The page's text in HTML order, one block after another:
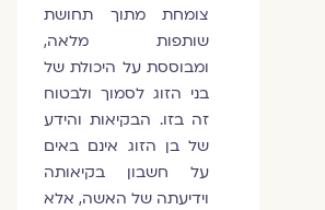
צומחת מתוך תחושת
שותפות מלאה,
ומבוססת על היכולת של
בני הזוג לסמוך ולבטוח
זה בזו. הבקיאות והידע
של בן הזוג אינם באים
על חשבון בקיאותה
וידיעתה של האשה, אלא